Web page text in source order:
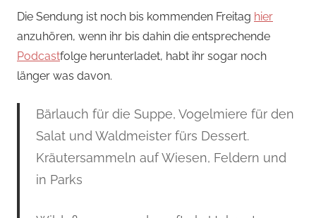
Die Sendung ist noch bis kommenden Freitag hier
anzuhören, wenn ihr bis dahin die entsprechende
Podcastfolge herunterladet, habt ihr sogar noch
länger was davon.
Bärlauch für die Suppe, Vogelmiere für den
Salat und Waldmeister fürs Dessert.
Kräutersammeln auf Wiesen, Feldern und
in Parks